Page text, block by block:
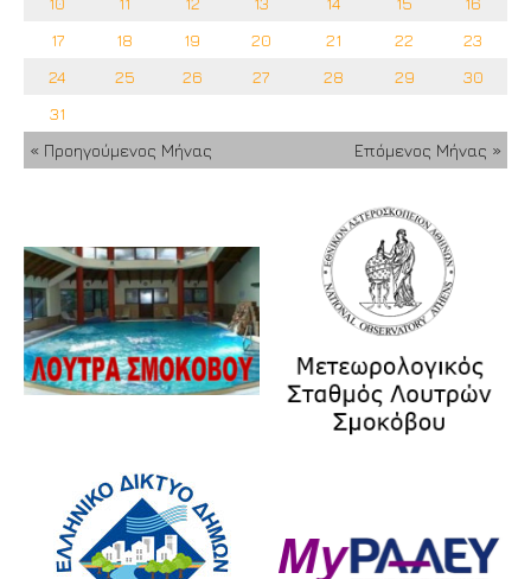
17
18 19 20 21 22
23
24
25 26 27 28 29
30
31
« Προηγούμενος Μήνας
Επόμενος Μήνας »